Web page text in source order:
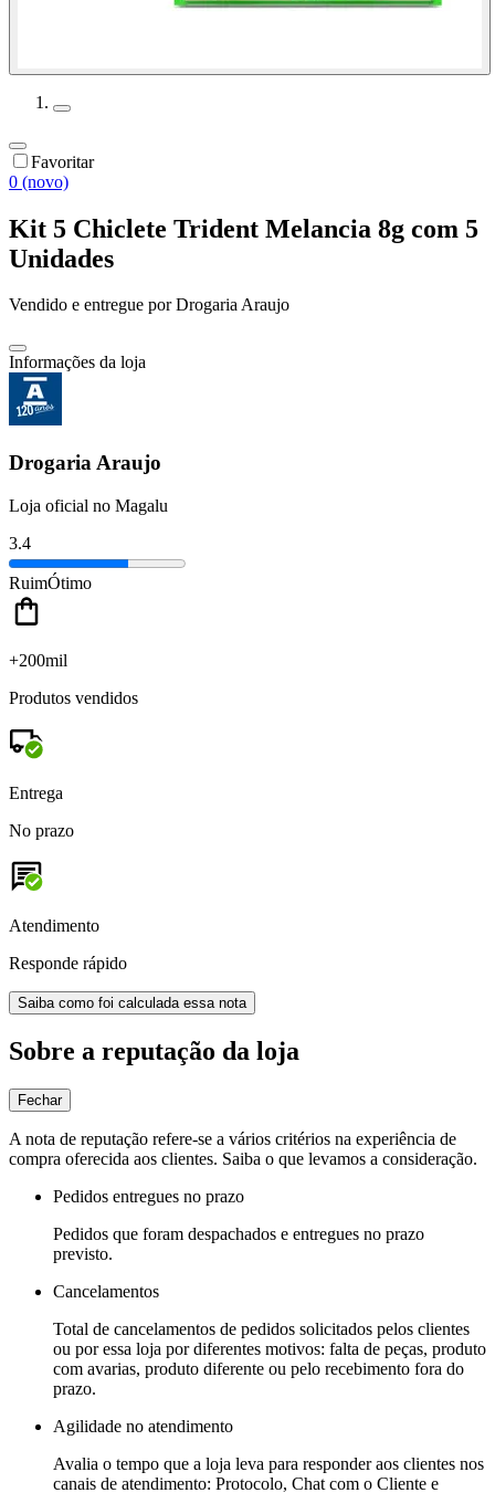
Favoritar
0 (novo)
Kit 5 Chiclete Trident Melancia 8g com 5
Unidades
Vendido e entregue por Drogaria Araujo
Informações da loja
Drogaria Araujo
Loja oficial no Magalu
3.4
RuimÓtimo
+200mil
Produtos vendidos
Entrega
No prazo
Atendimento
Responde rápido
Saiba como foi calculada essa nota
Sobre a reputação da loja
Fechar
A nota de reputação refere-se a vários critérios na experiência de
compra oferecida aos clientes. Saiba o que levamos a consideração.
Pedidos entregues no prazo
Pedidos que foram despachados e entregues no prazo
previsto.
Cancelamentos
Total de cancelamentos de pedidos solicitados pelos clientes
ou por essa loja por diferentes motivos: falta de peças, produto
com avarias, produto diferente ou pelo recebimento fora do
prazo.
Agilidade no atendimento
Avalia o tempo que a loja leva para responder aos clientes nos
canais de atendimento: Protocolo, Chat com o Cliente e